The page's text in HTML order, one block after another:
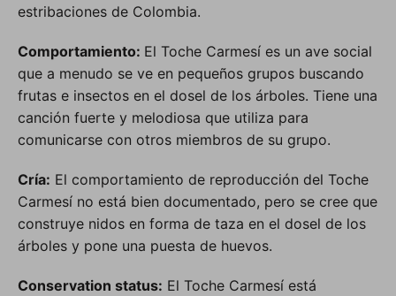
estribaciones de Colombia.
Comportamiento: El Toche Carmesí es un ave social
que a menudo se ve en pequeños grupos buscando
frutas e insectos en el dosel de los árboles. Tiene una
canción fuerte y melodiosa que utiliza para
comunicarse con otros miembros de su grupo.
Cría: El comportamiento de reproducción del Toche
Carmesí no está bien documentado, pero se cree que
construye nidos en forma de taza en el dosel de los
árboles y pone una puesta de huevos.
Conservation status: El Toche Carmesí está